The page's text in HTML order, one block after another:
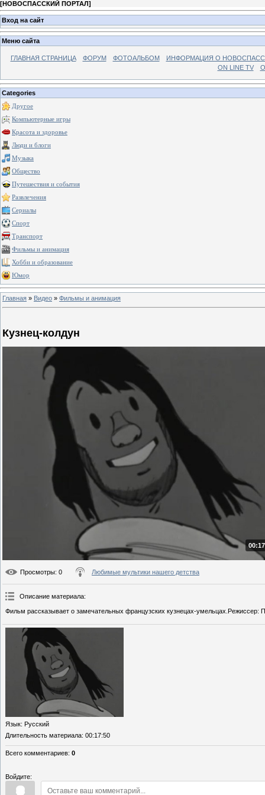
[НОВОСПАССКИЙ ПОРТАЛ]
Вход на сайт
Меню сайта
ГЛАВНАЯ СТРАНИЦА ФОРУМ ФОТОАЛЬБОМ
ИНФОРМАЦИЯ О
ON LINE TV
Categories
Другое
Компьютерные игры
Красота и здоровье
Люди и блоги
Музыка
Общество
Путешествия и события
Развлечения
Сериалы
Спорт
Транспорт
Фильмы и анимация
Хобби и образование
Юмор
Главная » Видео » Фильмы и анимация
Кузнец-колдун
Просмотры: 0 Любимые мультики нашего детства
Описание материала:
Фильм рассказывает о замечательных французских кузнецах-умельцах.Режиссер:
Язык: Русский
Длительность материала: 00:17:50
Всего комментариев: 0
Войдите: